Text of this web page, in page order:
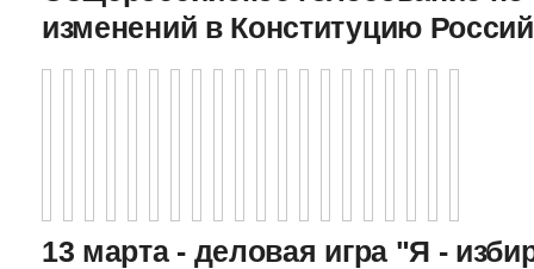
изменений в Конституцию
13 марта - деловая игра "Я -